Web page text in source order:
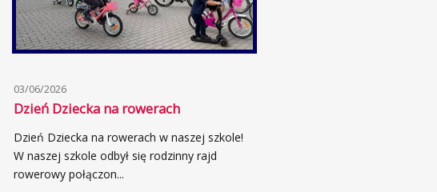
03/06/2026
Dzień Dziecka na rowerach
Dzień Dziecka na rowerach w naszej szkole!
W naszej szkole odbył się rodzinny rajd
rowerowy połączon...